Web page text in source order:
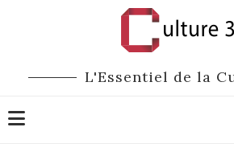
L'Essentiel de la